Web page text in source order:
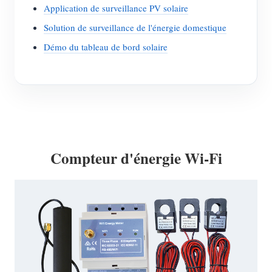
Application de surveillance PV solaire
Solution de surveillance de l'énergie domestique
Démo du tableau de bord solaire
Compteur d'énergie Wi-Fi